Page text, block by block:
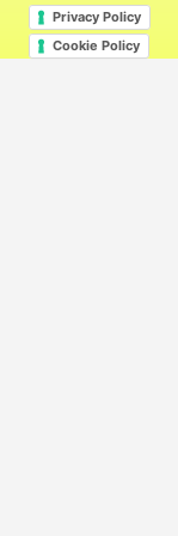
Privacy Policy
Cookie Policy